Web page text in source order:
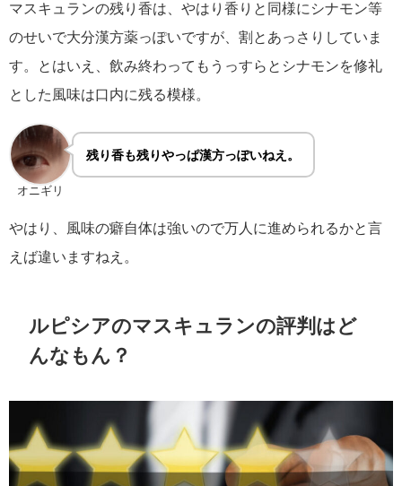
マスキュランの残り香は、やはり香りと同様にシナモン等
のせいで大分漢方薬っぽいですが、割とあっさりしていま
す。とはいえ、飲み終わってもうっすらとシナモンを修礼
とした風味は口内に残る模様。
オニギリ
残り香も残りやっぱ漢方っぽいねえ。
やはり、風味の癖自体は強いので万人に進められるかと言
えば違いますねえ。
ルピシアのマスキュランの評判はど
んなもん？